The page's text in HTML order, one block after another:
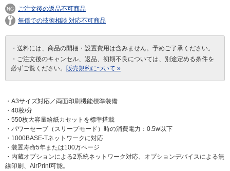
ご注文後の返品不可商品
無償での技術相談 対応不可商品
・送料には、商品の開梱・設置費用は含みません。予めご了承ください。
・ご注文後のキャンセル、返品、初期不良については、別途定める条件を
必ずご覧ください。 販売規約について »
・A3サイズ対応／両面印刷機能標準装備
・40枚/分
・550枚大容量給紙カセットを標準搭載
・パワーセーブ（スリープモード）時の消費電力：0.5w以下
・1000BASE-Tネットワークに対応
・装置寿命5年または100万ページ
・内蔵オプションによる2系統ネットワーク対応、オプションデバイスによる無
線印刷、AirPrint可能。